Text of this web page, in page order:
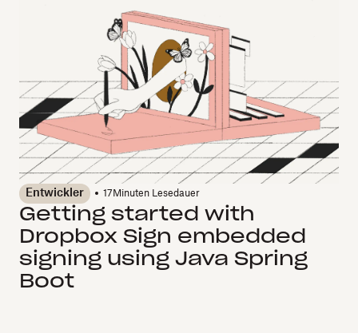
Entwickler 17 Minuten Lesedauer
Getting started with
Dropbox Sign embedded
signing using Java Spring
Boot